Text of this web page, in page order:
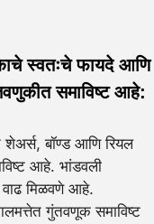
स्वतःचे फायदे आणि
समाविष्ट आहे:
बॉण्ड आणि रियल
आहे. भांडवली
वाढ मिळवणे आहे.
गुंतवणूक समाविष्ट